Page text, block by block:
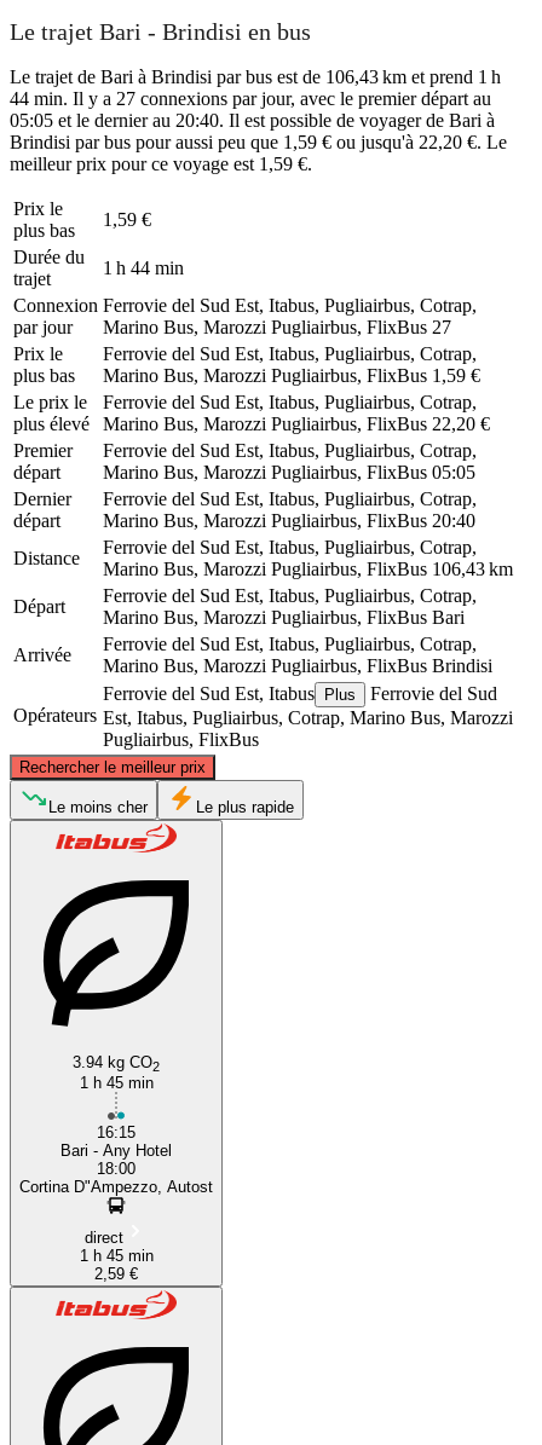
Le trajet Bari - Brindisi en bus
Le trajet de Bari à Brindisi par bus est de 106,43 km et prend 1 h
44 min. Il y a 27 connexions par jour, avec le premier départ au
05:05 et le dernier au 20:40. Il est possible de voyager de Bari à
Brindisi par bus pour aussi peu que 1,59 € ou jusqu'à 22,20 €. Le
meilleur prix pour ce voyage est 1,59 €.
Prix ​​le
plus bas
1,59 €
Durée du
trajet
1 h 44 min
Connexion
par jour
Ferrovie del Sud Est, Itabus, Pugliairbus, Cotrap,
Marino Bus, Marozzi Pugliairbus, FlixBus 27
Prix ​​le
plus bas
Ferrovie del Sud Est, Itabus, Pugliairbus, Cotrap,
Marino Bus, Marozzi Pugliairbus, FlixBus 1,59 €
Le prix le
plus élevé
Ferrovie del Sud Est, Itabus, Pugliairbus, Cotrap,
Marino Bus, Marozzi Pugliairbus, FlixBus 22,20 €
Premier
départ
Ferrovie del Sud Est, Itabus, Pugliairbus, Cotrap,
Marino Bus, Marozzi Pugliairbus, FlixBus 05:05
Dernier
départ
Ferrovie del Sud Est, Itabus, Pugliairbus, Cotrap,
Marino Bus, Marozzi Pugliairbus, FlixBus 20:40
Distance
Ferrovie del Sud Est, Itabus, Pugliairbus, Cotrap,
Marino Bus, Marozzi Pugliairbus, FlixBus 106,43 km
Départ
Ferrovie del Sud Est, Itabus, Pugliairbus, Cotrap,
Marino Bus, Marozzi Pugliairbus, FlixBus Bari
Arrivée
Ferrovie del Sud Est, Itabus, Pugliairbus, Cotrap,
Marino Bus, Marozzi Pugliairbus, FlixBus Brindisi
Opérateurs
Ferrovie del Sud Est, Itabus Plus
Ferrovie del Sud
Est, Itabus, Pugliairbus, Cotrap, Marino Bus, Marozzi
Pugliairbus, FlixBus
Rechercher le meilleur prix
Bari
Le moins cher Le plus rapide
3.94 kg CO2
1 h 45 min
16:15
Bari - Any Hotel
18:00
Cortina D"Ampezzo, Autost
direct
1 h 45 min
2,59 €